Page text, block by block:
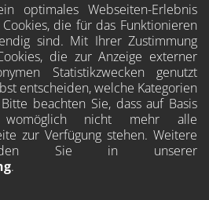
optimales Webseiten-Erlebnis
die für das Funktionieren
sind. Mit Ihrer Zustimmung
die zur Anzeige externer
Statistikzwecken genutzt
entscheiden, welche Kategorien
beachten Sie, dass auf Basis
womöglich nicht mehr alle
zur Verfügung stehen. Weitere
Sie in unserer
.